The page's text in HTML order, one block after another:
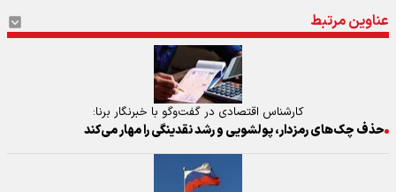
عناوین مرتبط
کارشناس اقتصادی در گفت‌و‌گو با خبرنگار برنا:
حذف چک‌های رمزدار، پولشویی و رشد نقدینگی را مهار می‌کند